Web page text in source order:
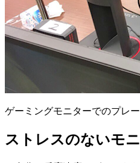
ゲーミングモニターでのプレ
ストレスのないモ